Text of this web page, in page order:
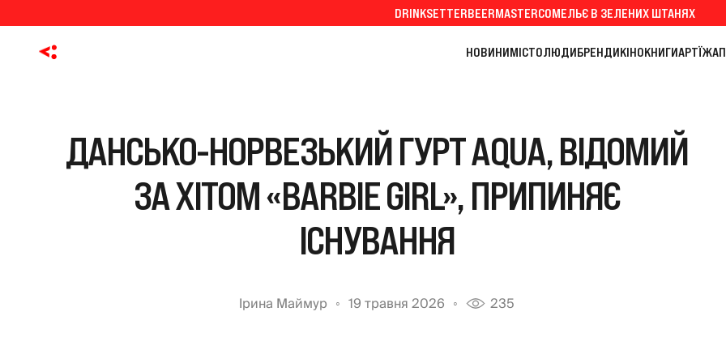
DRINKSETTERBEERMASTERСОМЕЛЬЄ В ЗЕЛЕНИХ ШТАНЯХ
НОВИНИМІСТОЛЮДИБРЕНДИКІНОКНИГИАРТЇЖА
ДАНСЬКО-НОРВЕЗЬКИЙ ГУРТ AQUA, ВІДОМИЙ
ЗА ХІТОМ «BARBIE GIRL», ПРИПИНЯЄ
ІСНУВАННЯ
Ірина Маймур 19 травня 2026 235